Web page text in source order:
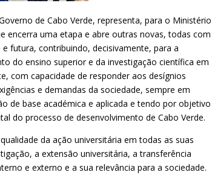
de Cabo Verde, representa, para o Ministério
encerra uma etapa e abre outras novas, todas com
futura, contribuindo, decisivamente, para a
do ensino superior e da investigação científica em
com capacidade de responder aos desígnios
e demandas da sociedade, sempre em
de base académica e aplicada e tendo por objetivo
do processo de desenvolvimento de Cabo Verde.
da ação universitária em todas as suas
a extensão universitária, a transferência
e externo e a sua relevância para a sociedade.